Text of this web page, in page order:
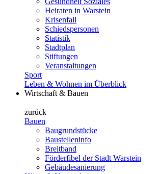
Heiraten in Warstein
Krisenfall
Schiedspersonen
Statistik
Stadtplan
Stiftungen
Veranstaltungen
Sport
Leben & Wohnen im Überblick
Wirtschaft & Bauen
zurück
Bauen
Baugrundstücke
Baustelleninfo
Breitband
Förderfibel der Stadt Warstein
Gebäudesanierung